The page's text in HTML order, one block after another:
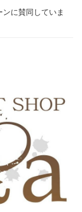
に賛同していま